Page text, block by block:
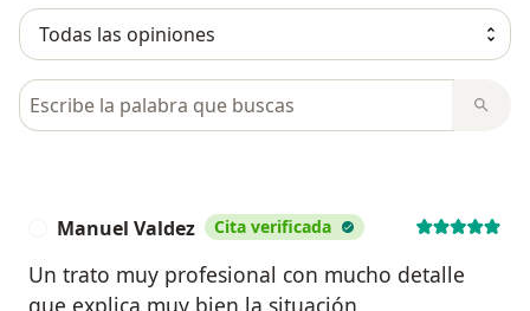
Busca en opiniones
Manuel Valdez Cita verificada
Un trato muy profesional con mucho detalle
que explica muy bien la situación